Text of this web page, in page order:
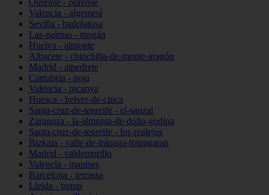
Ourense - ourense
Valencia - algemesí
Sevilla - badolatosa
Las-palmas - mogán
Huelva - almonte
Albacete - chinchilla-de-monte-aragón
Madrid - alpedrete
Cantabria - noja
Valencia - picanya
Huesca - belver-de-cinca
Santa-cruz-de-tenerife - el-sauzal
Zaragoza - la-almunia-de-doña-godina
Santa-cruz-de-tenerife - los-realejos
Bizkaia - valle-de-trápaga-trapagaran
Madrid - valdemorillo
Valencia - manises
Barcelona - terrassa
Lleida - tremp